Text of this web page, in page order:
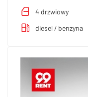
4 drzwiowy
diesel / benzyna